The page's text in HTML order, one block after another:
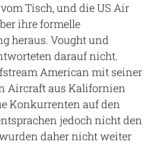
Tisch, und die US Air
ihre formelle
heraus. Vought und
darauf nicht.
American mit seiner
Aircraft aus Kalifornien
Konkurrenten auf den
jedoch nicht den
daher nicht weiter